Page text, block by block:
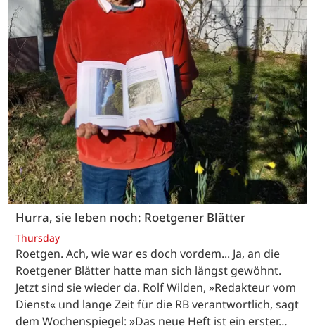
Hurra, sie leben noch: Roetgener Blätter
Thursday
Roetgen. Ach, wie war es doch vordem... Ja, an die
Roetgener Blätter hatte man sich längst gewöhnt.
Jetzt sind sie wieder da. Rolf Wilden, »Redakteur vom
Dienst« und lange Zeit für die RB verantwortlich, sagt
dem Wochenspiegel: »Das neue Heft ist ein erster…